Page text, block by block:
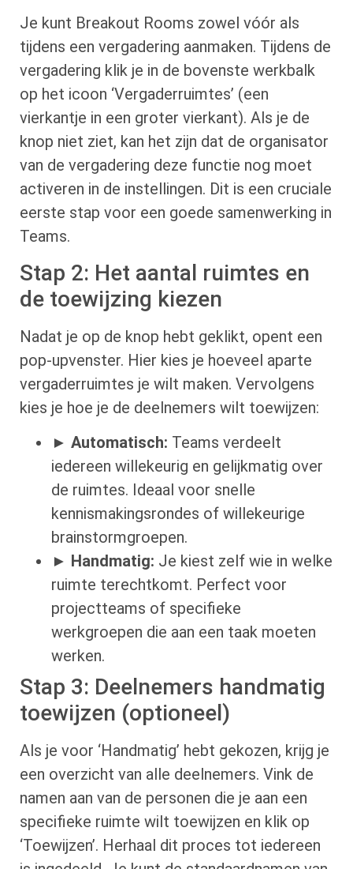
Je kunt Breakout Rooms zowel vóór als
tijdens een vergadering aanmaken. Tijdens de
vergadering klik je in de bovenste werkbalk
op het icoon ‘Vergaderruimtes’ (een
vierkantje in een groter vierkant). Als je de
knop niet ziet, kan het zijn dat de organisator
van de vergadering deze functie nog moet
activeren in de instellingen. Dit is een cruciale
eerste stap voor een goede samenwerking in
Teams.
Stap 2: Het aantal ruimtes en
de toewijzing kiezen
Nadat je op de knop hebt geklikt, opent een
pop-upvenster. Hier kies je hoeveel aparte
vergaderruimtes je wilt maken. Vervolgens
kies je hoe je de deelnemers wilt toewijzen:
► Automatisch: Teams verdeelt
iedereen willekeurig en gelijkmatig over
de ruimtes. Ideaal voor snelle
kennismakingsrondes of willekeurige
brainstormgroepen.
► Handmatig: Je kiest zelf wie in welke
ruimte terechtkomt. Perfect voor
projectteams of specifieke
werkgroepen die aan een taak moeten
werken.
Stap 3: Deelnemers handmatig
toewijzen (optioneel)
Als je voor ‘Handmatig’ hebt gekozen, krijg je
een overzicht van alle deelnemers. Vink de
namen aan van de personen die je aan een
specifieke ruimte wilt toewijzen en klik op
‘Toewijzen’. Herhaal dit proces tot iedereen